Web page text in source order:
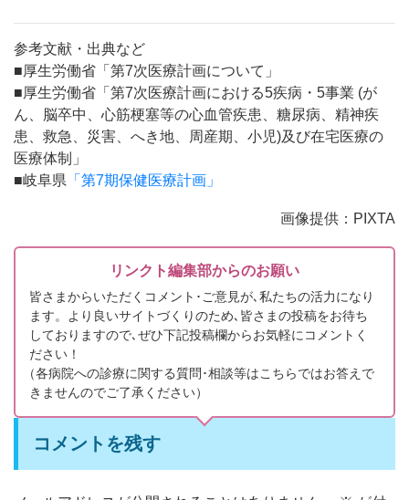
参考文献・出典など
■厚生労働省「第7次医療計画について」
■厚生労働省「第7次医療計画における5疾病・5事業 (が
ん、脳卒中、心筋梗塞等の心血管疾患、糖尿病、精神疾
患、救急、災害、へき地、周産期、小児)及び在宅医療の
医療体制」
■岐阜県 「第7期保健医療計画」
画像提供：PIXTA
リンクト編集部からのお願い
皆さまからいただくコメント･ご意見が､私たちの活力になり
ます。より良いサイトづくりのため､皆さまの投稿をお待ち
しておりますので､ぜひ下記投稿欄からお気軽にコメントく
ださい！
（各病院への診療に関する質問･相談等はこちらではお答えで
きませんのでご了承ください）
コメントを残す